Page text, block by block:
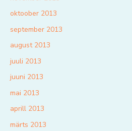
oktoober 2013
september 2013
august 2013
juuli 2013
juuni 2013
mai 2013
aprill 2013
märts 2013